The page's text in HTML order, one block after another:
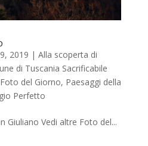
2019 | Alla scoperta di
di Tuscania Sacrificabile
Foto del Giorno, Paesaggi della
Perfetto
Giuliano Vedi altre Foto del...